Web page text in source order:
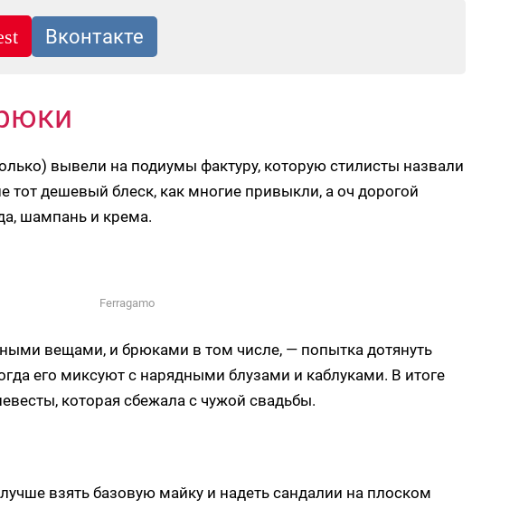
вывели на подиумы фактуру, которую стилисты назвали
тот дешевый блеск, как многие привыкли, а оч дорогой
шампань и крема.
Ferragamo
вещами, и брюками в том числе, — попытка дотянуть
его миксуют с нарядными блузами и каблуками. В итоге
которая сбежала с чужой свадьбы.
взять базовую майку и надеть сандалии на плоском